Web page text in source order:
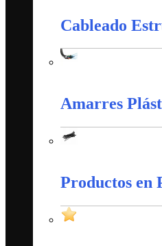
Cableado
Amarres
Productos en